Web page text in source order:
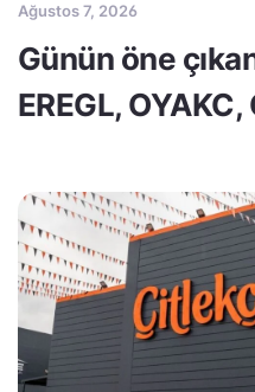
Ağustos 7, 2026
Günün öne
EREGL, OYAKC,